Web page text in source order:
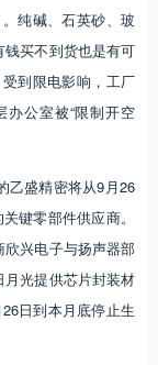
纯碱、石英砂、玻
买不到货也是有可
到限电影响，工厂
办公室被“限制开空
乙盛精密将从9月26
键零部件供应商。
兴电子与扬声器部
光提供芯片封装材
日到本月底停止生